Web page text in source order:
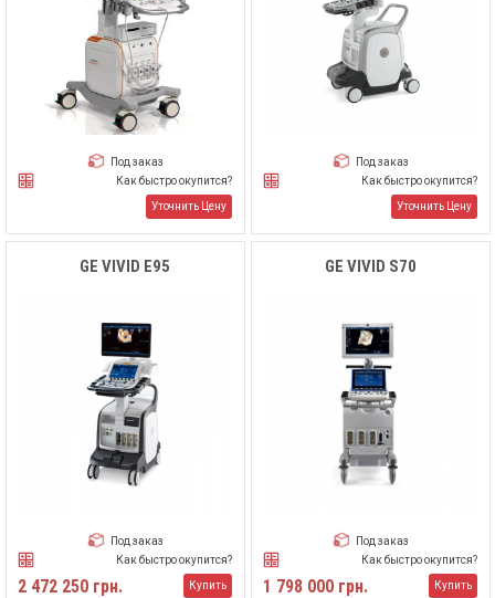
Под заказ
Как быстро окупится?
Уточнить Цену
Под заказ
Как быстро окупится?
Уточнить Цену
GE VIVID E95
Под заказ
Как быстро окупится?
2 472 250 грн. Купить
GE VIVID S70
Под заказ
Как быстро окупится?
1 798 000 грн. Купить